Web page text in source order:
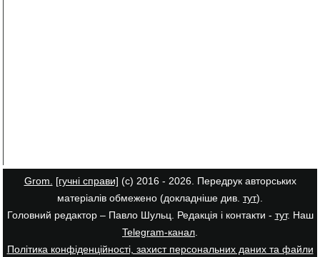
Grom. [гучні справи] (с) 2016 - 2026. Передрук авторських
матеріалів обмежено (докладніше див. тут).
Головний редактор – Павло Шульц. Редакція і контакти - тут. Наш
Telegram-канал
Політика конфіденційності, захист персональних даних та файли